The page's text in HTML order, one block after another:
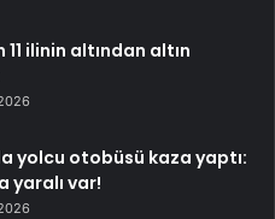
11 ilinin altından altın
yolcu otobüsü kaza yaptı:
yaralı var!